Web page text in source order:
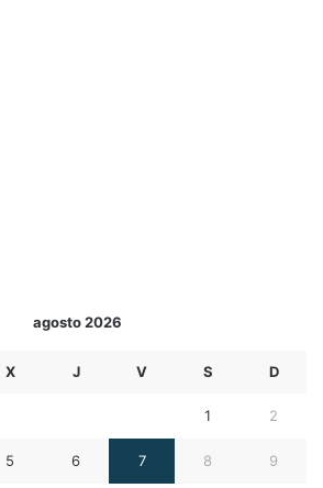
agosto 2026
X J V S D
1 2
5 6 7 8 9